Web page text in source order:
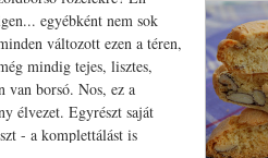
vagy a főzővízből
tortilla: Összekeverjük a
tésztát kapunk.
gyúrjuk át még egyszer
ba csomagoljuk be és
szedjük 8 darabra
alaposan belisztezett
egyébként nem sok
változott ezen a téren,
mindig tejes, lisztes,
van borsó. Nos, ez a
élvezet. Egyrészt saját
- a komplettálást is
formájú.
akár
leve
Mák